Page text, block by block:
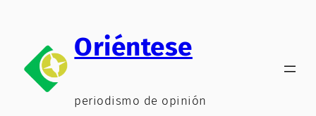
contenido
Oriéntese
periodismo de opinión